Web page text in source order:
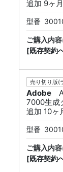
追加 9ヶ
型番
ご購入内
[既存契約
売り切り版(
Adobe
7000生成
追加 10ヶ
型番
ご購入内
[既存契約